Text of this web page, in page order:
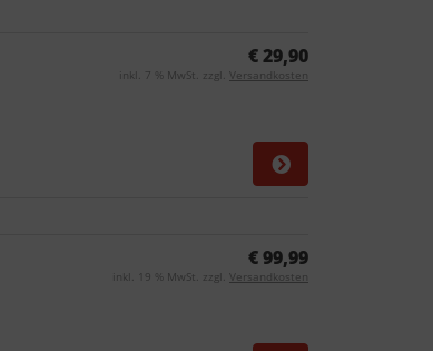
€ 29,90
inkl. 7 % MwSt. zzgl. Versandkosten
€ 99,99
inkl. 19 % MwSt. zzgl. Versandkosten